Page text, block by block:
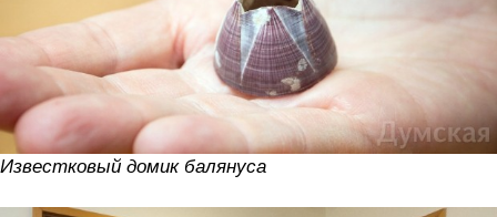
Известковый домик балянуса